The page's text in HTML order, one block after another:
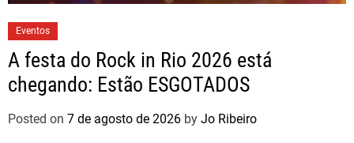
Eventos
A festa do Rock in Rio 2026 está
chegando: Estão ESGOTADOS
Posted on 7 de agosto de 2026 by Jo Ribeiro